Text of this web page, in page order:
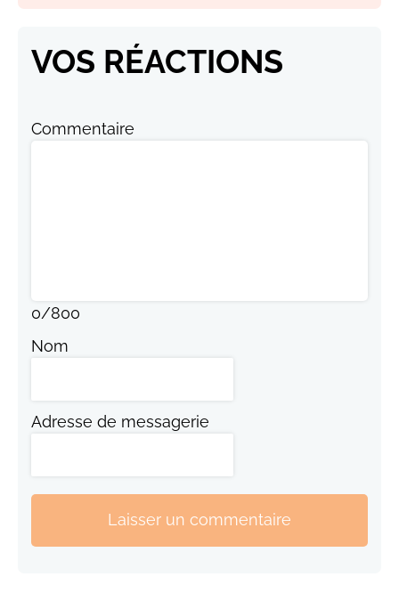
VOS RÉACTIONS
Commentaire
0/800
Nom
Adresse de messagerie
Laisser un commentaire